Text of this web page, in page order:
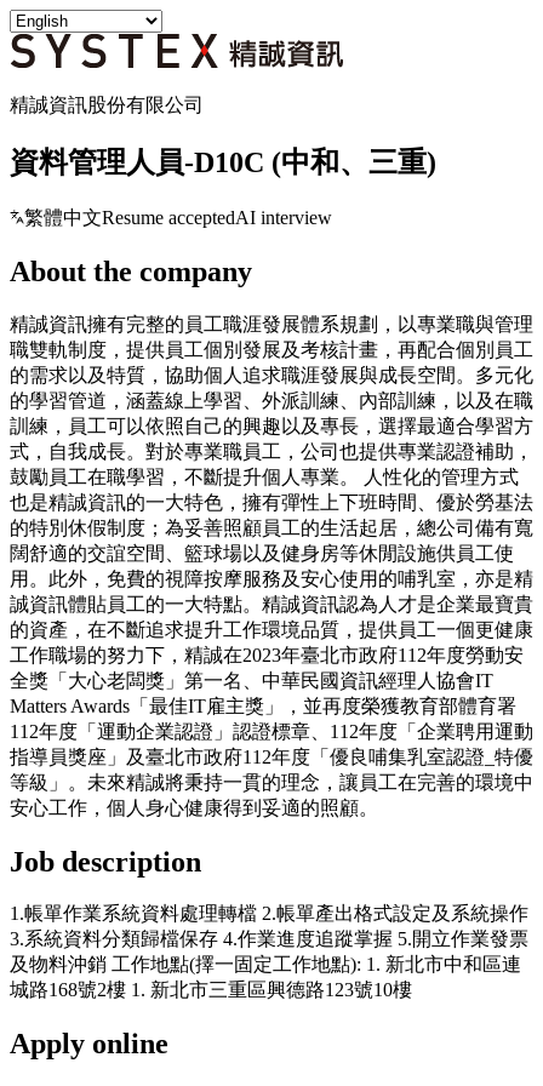
精誠資訊股份有限公司
資料管理人員-D10C (中和、三重)
繁體中文Resume acceptedAI interview
About the company
精誠資訊擁有完整的員工職涯發展體系規劃，以專業職與管理
職雙軌制度，提供員工個別發展及考核計畫，再配合個別員工
的需求以及特質，協助個人追求職涯發展與成長空間。多元化
的學習管道，涵蓋線上學習、外派訓練、內部訓練，以及在職
訓練，員工可以依照自己的興趣以及專長，選擇最適合學習方
式，自我成長。對於專業職員工，公司也提供專業認證補助，
鼓勵員工在職學習，不斷提升個人專業。 人性化的管理方式
也是精誠資訊的一大特色，擁有彈性上下班時間、優於勞基法
的特別休假制度；為妥善照顧員工的生活起居，總公司備有寬
闊舒適的交誼空間、籃球場以及健身房等休閒設施供員工使
用。此外，免費的視障按摩服務及安心使用的哺乳室，亦是精
誠資訊體貼員工的一大特點。精誠資訊認為人才是企業最寶貴
的資產，在不斷追求提升工作環境品質，提供員工一個更健康
工作職場的努力下，精誠在2023年臺北市政府112年度勞動安
全獎「大心老闆獎」第一名、中華民國資訊經理人協會IT
Matters Awards「最佳IT雇主獎」，並再度榮獲教育部體育署
112年度「運動企業認證」認證標章、112年度「企業聘用運動
指導員獎座」及臺北市政府112年度「優良哺集乳室認證_特優
等級」。未來精誠將秉持一貫的理念，讓員工在完善的環境中
安心工作，個人身心健康得到妥適的照顧。
Job description
1.帳單作業系統資料處理轉檔 2.帳單產出格式設定及系統操作
3.系統資料分類歸檔保存 4.作業進度追蹤掌握 5.開立作業發票
及物料沖銷 工作地點(擇一固定工作地點): 1. 新北市中和區連
城路168號2樓 1. 新北市三重區興德路123號10樓
Apply online